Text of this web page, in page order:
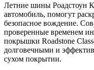
Летние шины Роадстоун
автомобиль, помогут
безопасное вождение.
проверенные временем
покрышки Roadstone
долговечными и
сухом покрытии.